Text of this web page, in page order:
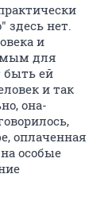
здесь нет.
и
для
быть ей
и так
она-
оплаченная
особые